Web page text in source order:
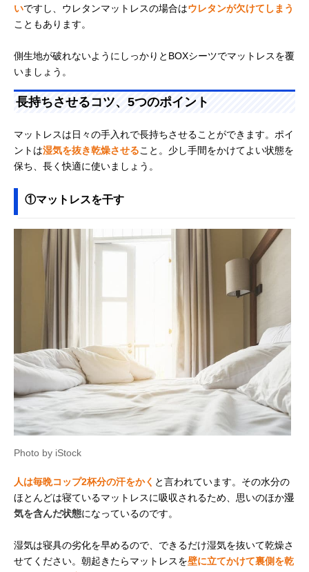
いですし、ウレタンマットレスの場合はウレタンが欠けてしまう
こともあります。
側生地が破れないようにしっかりとBOXシーツでマットレスを覆
いましょう。
長持ちさせるコツ、5つのポイント
マットレスは日々の手入れで長持ちさせることができます。ポイ
ントは湿気を抜き乾燥させること。少し手間をかけてよい状態を
保ち、長く快適に使いましょう。
①マットレスを干す
Photo by iStock
人は毎晩コップ2杯分の汗をかく と言われています。その水分の
ほとんどは寝ているマットレスに吸収されるため、思いのほか湿
気を含んだ状態になっているのです。
湿気は寝具の劣化を早めるので、できるだけ湿気を抜いて乾燥さ
せてください。朝起きたらマットレスを壁に立てかけて裏側を乾